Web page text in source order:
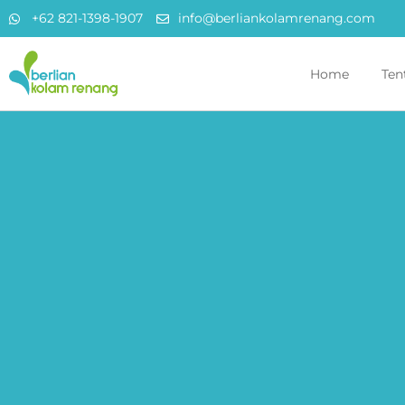
+62 821-1398-1907 info@berliankolamrenang.com
Home